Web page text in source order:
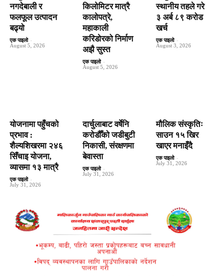
नगदेबाली र
फलफूल उत्पादन
बढ्यो
एक पाइलो -
August 5, 2026
किलोमिटर मात्रै
कालोपत्रे,
महाकाली
करिडोरको निर्माण
अझै सुस्त
एक पाइलो -
August 5, 2026
स्थानीय तहले गरे
३ अर्ब ८९ करोड
खर्च
एक पाइलो -
August 3, 2026
योजनामा पहुँचको
प्रभाव :
शैल्यशिखरमा २४६
सिँचाइ योजना,
व्यासमा १३ मात्रै
एक पाइलो -
July 31, 2026
दार्चुलाबाट वर्षेनि
करोडौँको जडीबुटी
निकासी, संरक्षणमा
बेवास्ता
एक पाइलो -
July 31, 2026
मौलिक संस्कृतिः
साउन १५ खिर
खाएर मनाइँदै
एक पाइलो -
July 31, 2026